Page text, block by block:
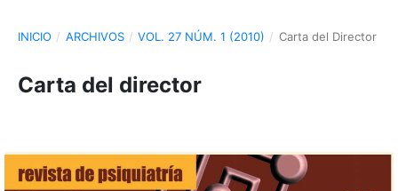
INICIO / ARCHIVOS / VOL. 27 NÚM. 1 (2010) / Carta del Director
Carta del director